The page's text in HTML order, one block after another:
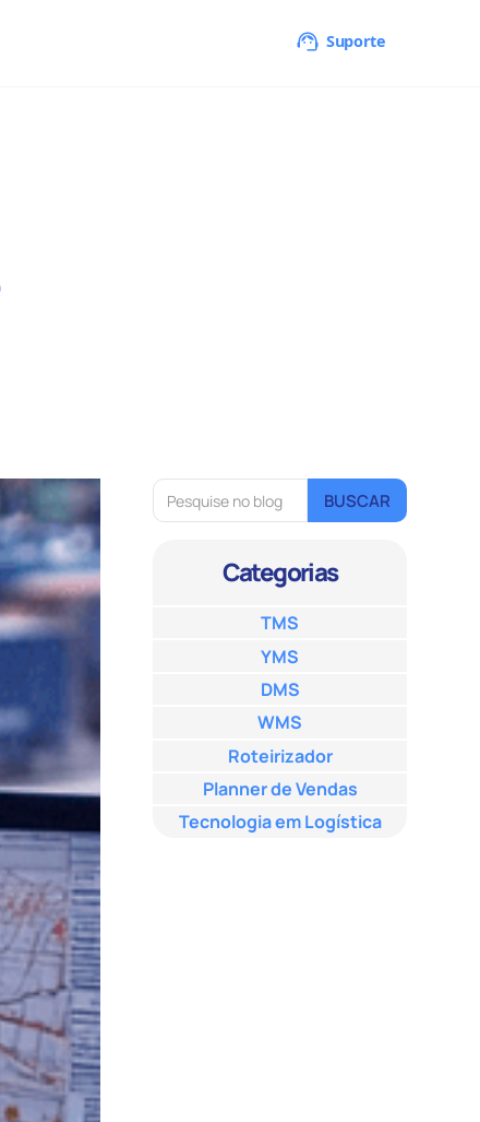
Suporte
Categorias
TMS
YMS
DMS
WMS
Roteirizador
Planner de Vendas
Tecnologia em Logística